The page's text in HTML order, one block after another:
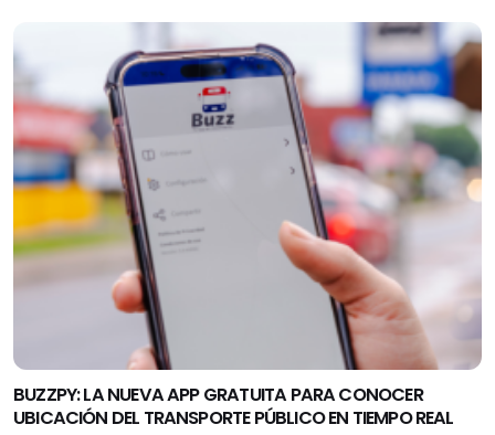
BUZZPY: LA NUEVA APP GRATUITA PARA CONOCER
UBICACIÓN DEL TRANSPORTE PÚBLICO EN TIEMPO REAL